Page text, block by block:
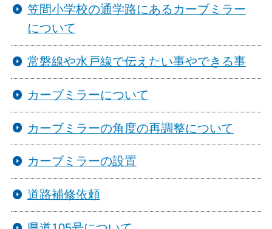
笠間小学校の通学路にあるカーブミラー
について
常磐線や水戸線で伝えたい事やできる事
カーブミラーについて
カーブミラーの角度の再調整について
カーブミラーの設置
道路補修依頼